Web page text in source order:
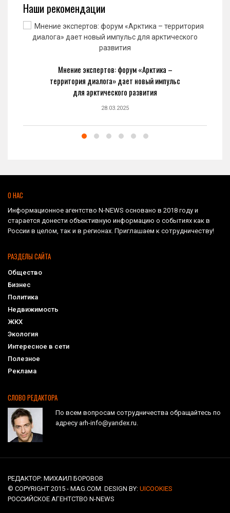
Наши рекомендации
Мнение экспертов: форум «Арктика –
территория диалога» дает новый импульс
для арктического развития
28.03.2025
О НАС
Информационное агентство N-NEWS основано в 2018 году и
старается донести объективную информацию о событиях как в
России в целом, так и в регионах. Приглашаем к сотрудничеству!
РАЗДЕЛЫ САЙТА
Общество
Бизнес
Политика
Недвижимость
ЖКХ
Экология
Интересное в сети
Полезное
Реклама
СЛОВО РЕДАКТОРА
По всем вопросам сотрудничества обращайтесь по
адресу arh-info@yandex.ru.
РЕДАКТОР: МИХАИЛ БОРОВОВ
© COPYRIGHT 2015 - MAG.COM. DESIGN BY: UICOOKIES
РОССИЙСКОЕ АГЕНТСТВО N-NEWS